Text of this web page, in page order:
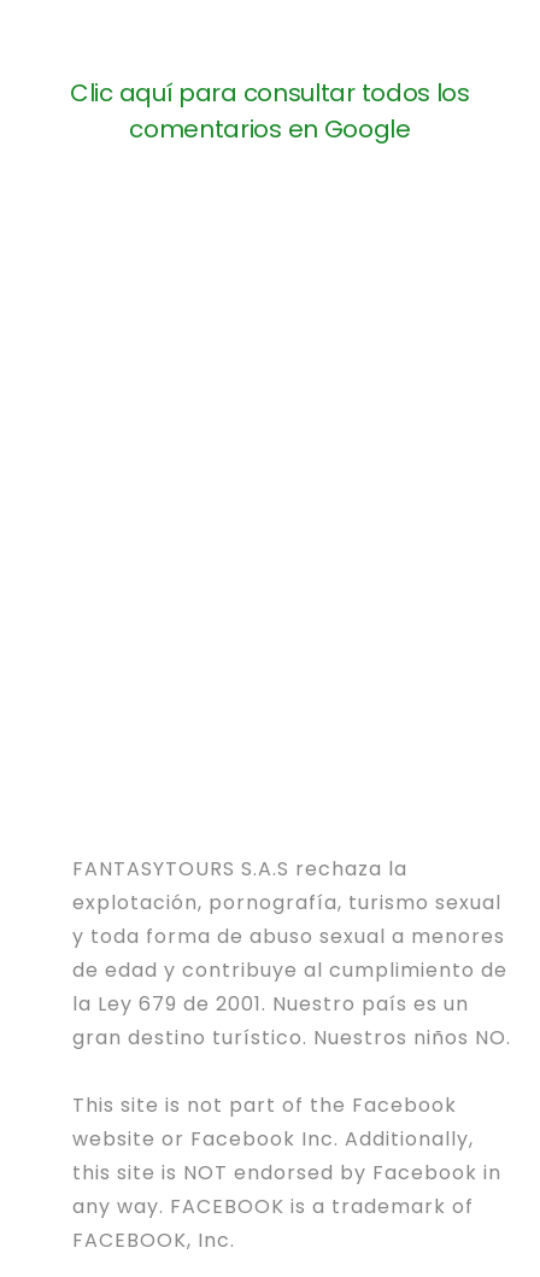
Clic aquí para consultar todos los
comentarios en Google
FANTASYTOURS S.A.S rechaza la
explotación, pornografía, turismo sexual
y toda forma de abuso sexual a menores
de edad y contribuye al cumplimiento de
la Ley 679 de 2001. Nuestro país es un
gran destino turístico. Nuestros niños NO.
This site is not part of the Facebook
website or Facebook Inc. Additionally,
this site is NOT endorsed by Facebook in
any way. FACEBOOK is a trademark of
FACEBOOK, Inc.